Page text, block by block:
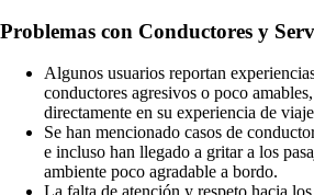
Problemas con Conductores y
Algunos usuarios reportan
conductores agresivos o poco
directamente en su experiencia de
Se han mencionado casos de
e incluso han llegado a gritar a los
ambiente poco agradable a bordo.